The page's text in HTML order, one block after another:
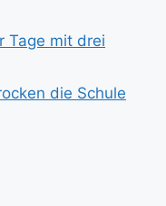
Tage mit drei
die Schule